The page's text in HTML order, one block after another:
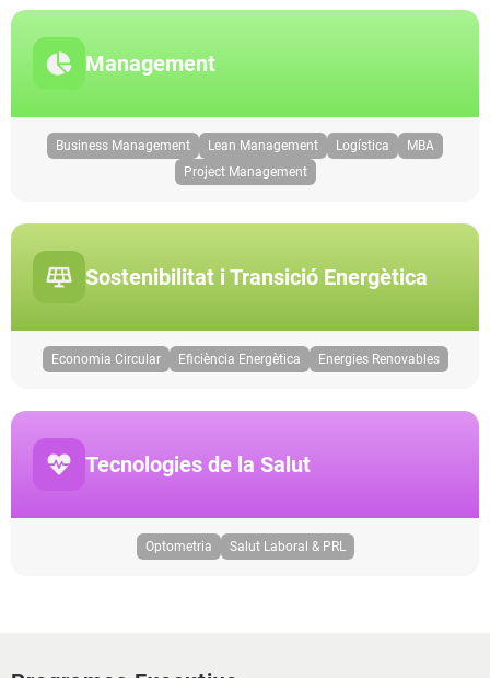
Management
Business Management Lean Management Logística
MBA
Project Management
Sostenibilitat i Transició Energètica
Economia Circular Eficiència Energètica Energies Renovables
Tecnologies de la Salut
Optometria Salut Laboral & PRL